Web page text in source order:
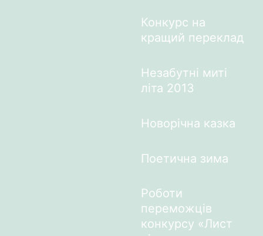
Конкурс на
кращий переклад
Незабутні миті
літа 2013
Новорічна казка
Поетична зима
Роботи
переможців
конкурсу «Лист